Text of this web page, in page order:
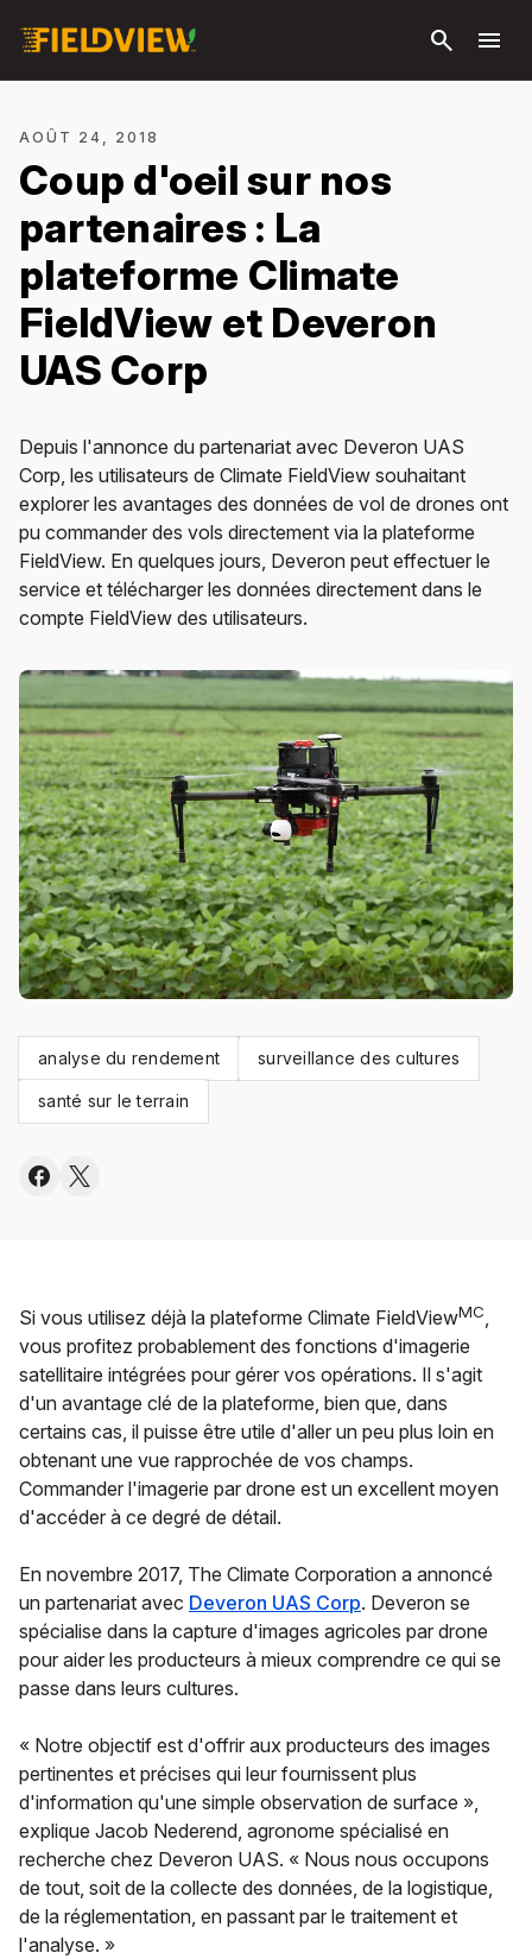
principal
search menu
AOÛT 24, 2018
Coup d'oeil sur nos
partenaires : La
plateforme Climate
FieldView et Deveron
UAS Corp
Depuis l'annonce du partenariat avec Deveron UAS
Corp, les utilisateurs de Climate FieldView souhaitant
explorer les avantages des données de vol de drones ont
pu commander des vols directement via la plateforme
FieldView. En quelques jours, Deveron peut effectuer le
service et télécharger les données directement dans le
compte FieldView des utilisateurs.
analyse du rendement surveillance des cultures
santé sur le terrain
Si vous utilisez déjà la plateforme Climate FieldViewMC,
vous profitez probablement des fonctions d'imagerie
satellitaire intégrées pour gérer vos opérations. Il s'agit
d'un avantage clé de la plateforme, bien que, dans
certains cas, il puisse être utile d'aller un peu plus loin en
obtenant une vue rapprochée de vos champs.
Commander l'imagerie par drone est un excellent moyen
d'accéder à ce degré de détail.
En novembre 2017, The Climate Corporation a annoncé
un partenariat avec Deveron UAS Corp. Deveron se
spécialise dans la capture d'images agricoles par drone
pour aider les producteurs à mieux comprendre ce qui se
passe dans leurs cultures.
« Notre objectif est d'offrir aux producteurs des images
pertinentes et précises qui leur fournissent plus
d'information qu'une simple observation de surface »,
explique Jacob Nederend, agronome spécialisé en
recherche chez Deveron UAS. « Nous nous occupons
de tout, soit de la collecte des données, de la logistique,
de la réglementation, en passant par le traitement et
l'analyse. »